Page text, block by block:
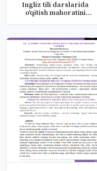
Ingliz tili darslarida
o'qitish mahoratini